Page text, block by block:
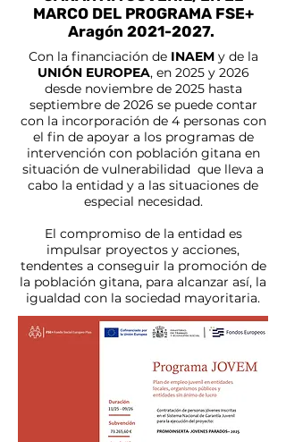
MARCO DEL PROGRAMA FSE+
Aragón 2021-2027.
Con la financiación de INAEM y de la
UNIÓN EUROPEA, en 2025 y 2026
desde noviembre de 2025 hasta
septiembre de 2026 se puede contar
con la incorporación de 4 personas con
el fin de apoyar a los programas de
intervención con población gitana en
situación de vulnerabilidad que lleva a
cabo la entidad y a las situaciones de
especial necesidad.
El compromiso de la entidad es
impulsar proyectos y acciones,
tendentes a conseguir la promoción de
la población gitana, para alcanzar así, la
igualdad con la sociedad mayoritaria.